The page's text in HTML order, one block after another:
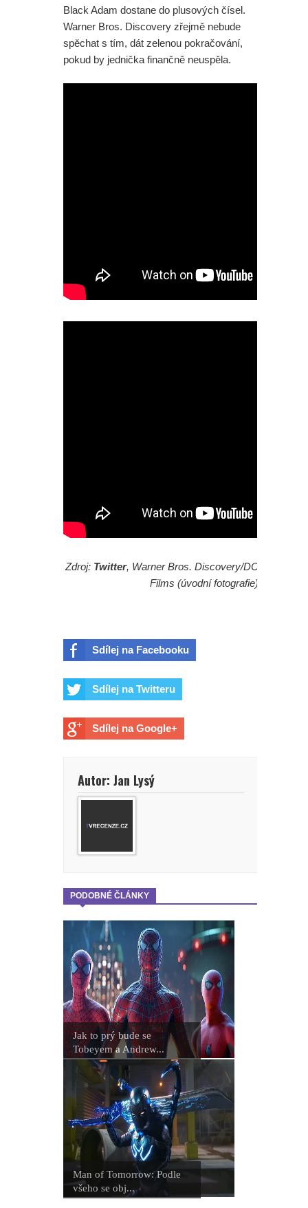
Black Adam dostane do plusových čísel.
Warner Bros. Discovery zřejmě nebude
spěchat s tím, dát zelenou pokračování,
pokud by jednička finančně neuspěla.
Zdroj: Twitter, Warner Bros. Discovery/DC
Films (úvodní fotografie)
Sdílej na Facebooku
Sdílej na Twitteru
Sdílej na Google+
Autor: Jan Lysý
PODOBNÉ ČLÁNKY
Jak to prý bude se
Tobeyem a Andrew...
Man of Tomorrow: Podle
všeho se obj...